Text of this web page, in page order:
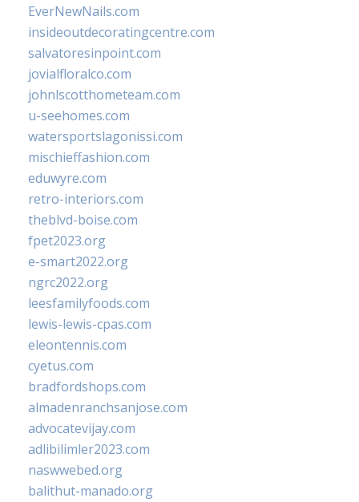
EverNewNails.com
insideoutdecoratingcentre.com
salvatoresinpoint.com
jovialfloralco.com
johnlscotthometeam.com
u-seehomes.com
watersportslagonissi.com
mischieffashion.com
eduwyre.com
retro-interiors.com
theblvd-boise.com
fpet2023.org
e-smart2022.org
ngrc2022.org
leesfamilyfoods.com
lewis-lewis-cpas.com
eleontennis.com
cyetus.com
bradfordshops.com
almadenranchsanjose.com
advocatevijay.com
adlibilimler2023.com
naswwebed.org
balithut-manado.org